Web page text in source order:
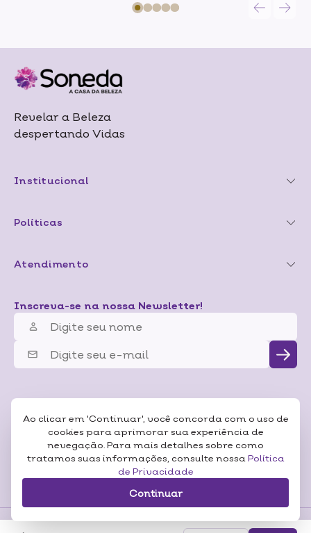
Ao clicar em 'Continuar', você concorda com o uso de
cookies para aprimorar sua experiência de
nevegação. Para mais detalhes sobre como
tratamos suas informações, consulte nossa Política
de Privacidade
Continuar
Revelar a Beleza
despertando Vidas
Institucional
Políticas
Atendimento
Inscreva-se na nossa Newsletter!